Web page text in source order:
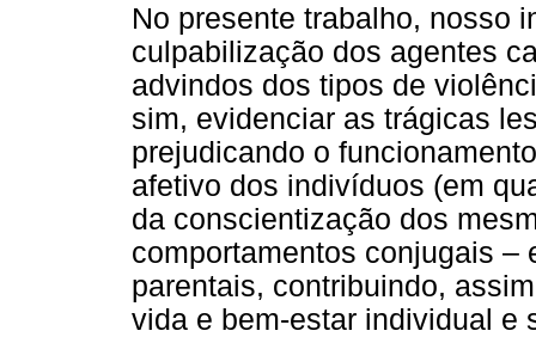
No presente trabalho, nosso
culpabilização dos agentes
advindos dos tipos de
sim, evidenciar as trágicas
prejudicando o
afetivo dos indivíduos (em
da conscientização dos
comportamentos conjugais –
parentais, contribuindo,
vida e bem-estar individual e